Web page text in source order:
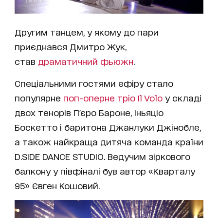
Другим танцем, у якому до пари
приєднався Дмитро Жук,
став драматичний фьюжн
Спеціальними гостями ефіру стало
популярне поп-оперне тріо Il Volo у складі
двох тенорів П'єро Бароне, Іньяціо
Боскетто і баритона Джанлуки Джінобле,
а також найкраща дитяча команда країни
D.SIDE DANCE STUDIO. Ведучим зіркового
балкону у півфіналі був автор «Кварталу
95» Євген Кошовий.